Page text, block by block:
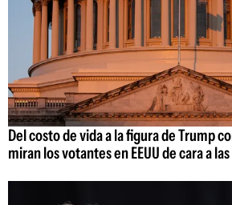
Del costo de vida a la figura de Trump
miran los votantes en EEUU de cara a